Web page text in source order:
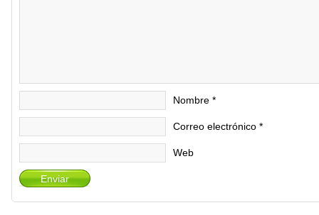
Nombre *
Correo electrónico *
Web